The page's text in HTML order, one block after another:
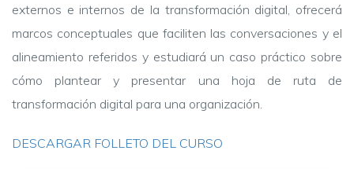
externos e internos de la transformación digital, ofrecerá
marcos conceptuales que faciliten las conversaciones y el
alineamiento referidos y estudiará un caso práctico sobre
cómo plantear y presentar una hoja de ruta de
transformación digital para una organización.
DESCARGAR FOLLETO DEL CURSO